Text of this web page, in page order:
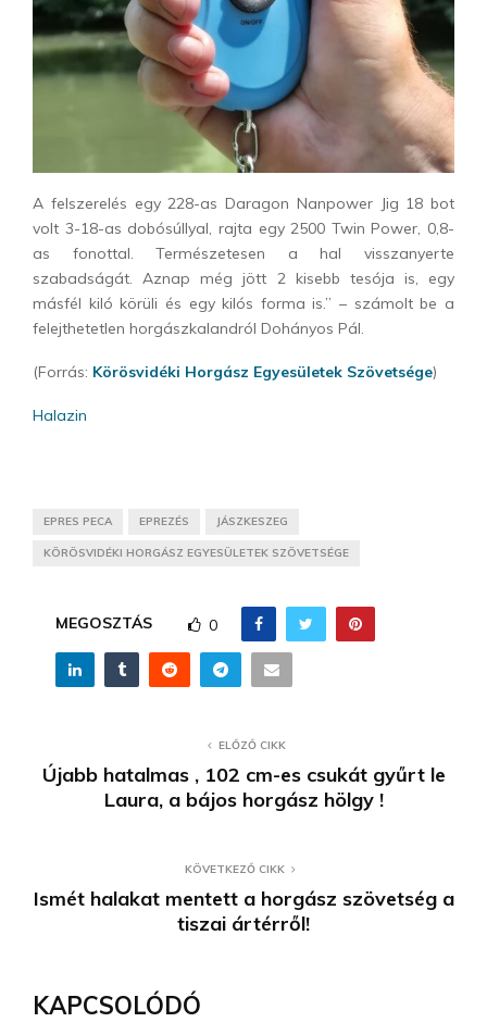
A felszerelés egy 228-as Daragon Nanpower Jig 18 bot
volt 3-18-as dobósúllyal, rajta egy 2500 Twin Power, 0,8-
as fonottal. Természetesen a hal visszanyerte
szabadságát. Aznap még jött 2 kisebb tesója is, egy
másfél kiló körüli és egy kilós forma is.” – számolt be a
felejthetetlen horgászkalandról Dohányos Pál.
(Forrás: Körösvidéki Horgász Egyesületek Szövetsége)
Halazin
EPRES PECA EPREZÉS JÁSZKESZEG
KÖRÖSVIDÉKI HORGÁSZ EGYESÜLETEK SZÖVETSÉGE
MEGOSZTÁS 0
ELŐZŐ CIKK
Újabb hatalmas , 102 cm-es csukát gyűrt le
Laura, a bájos horgász hölgy !
KÖVETKEZŐ CIKK
Ismét halakat mentett a horgász szövetség a
tiszai ártérről!
KAPCSOLÓDÓ